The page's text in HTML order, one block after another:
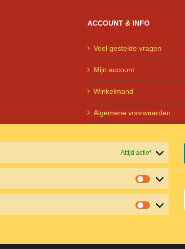
Altijd actief
Statistieken
Marketing
ACCOUNT & INFO
Veel gestelde vragen
Mijn account
Winkelmand
Algemene voorwaarden